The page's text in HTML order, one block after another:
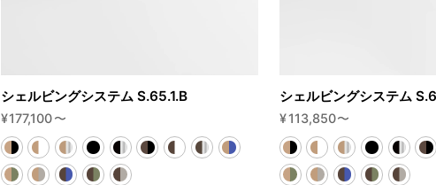
シェルビングシステム S.65.1.B
¥177,100〜
シェルビングシステム
¥113,850〜